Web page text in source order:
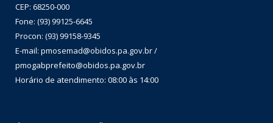
CEP: 68250-000
Fone: (93) 99125-6645
Procon: (93) 99158-9345
E-mail: pmosemad@obidos.pa.gov.br /
pmogabprefeito@obidos.pa.gov.br
Horário de atendimento: 08:00 às 14:00